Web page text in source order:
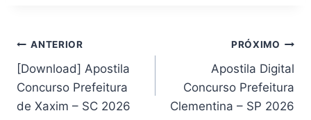
Navegação
de
Post
ANTERIOR
[Download] Apostila
Concurso Prefeitura
de Xaxim – SC 2026
PRÓXIMO
Apostila Digital
Concurso Prefeitura
Clementina – SP 2026